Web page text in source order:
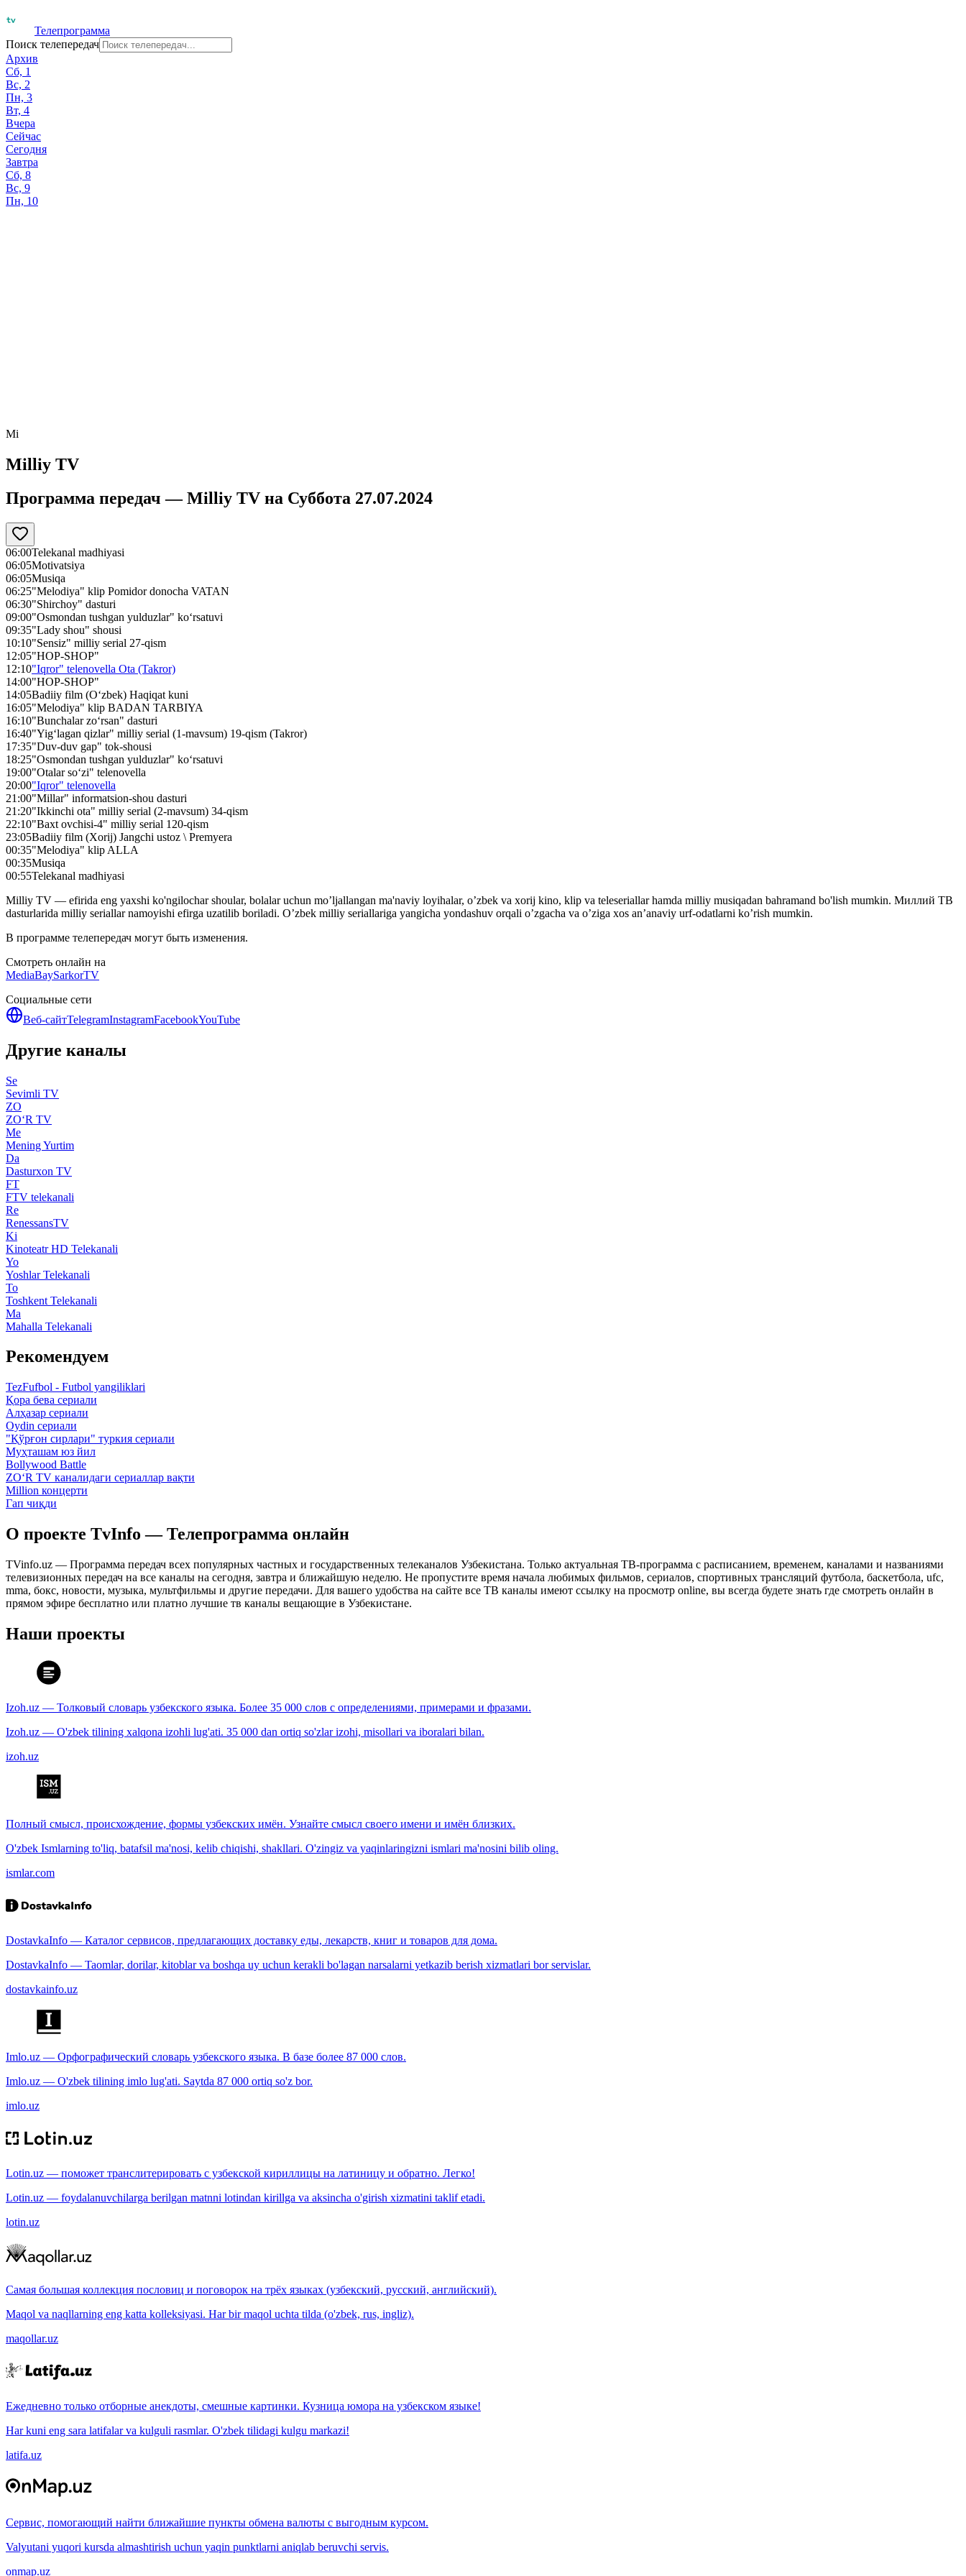
Телепрограмма
Поиск телепередач
Архив
Сб, 1
Вс, 2
Пн, 3
Вт, 4
Вчера
Сейчас
Сегодня
Завтра
Сб, 8
Вс, 9
Пн, 10
Mi
Milliy TV
Программа передач —Milliy TV на Суббота 27.07.2024
06:00Telekanal madhiyasi
06:05Motivatsiya
06:05Musiqa
06:25"Melodiya" klip Pomidor donocha VATAN
06:30"Shirchoy" dasturi
09:00"Osmondan tushgan yulduzlar" ko‘rsatuvi
09:35"Lady shou" shousi
10:10"Sensiz" milliy serial 27-qism
12:05"HOP-SHOP"
12:10"Iqror" telenovella Ota (Takror)
14:00"HOP-SHOP"
14:05Badiiy film (O‘zbek) Haqiqat kuni
16:05"Melodiya" klip BADAN TARBIYA
16:10"Bunchalar zo‘rsan" dasturi
16:40"Yig‘lagan qizlar" milliy serial (1-mavsum) 19-qism (Takror)
17:35"Duv-duv gap" tok-shousi
18:25"Osmondan tushgan yulduzlar" ko‘rsatuvi
19:00"Otalar so‘zi" telenovella
20:00"Iqror" telenovella
21:00"Millar" informatsion-shou dasturi
21:20"Ikkinchi ota" milliy serial (2-mavsum) 34-qism
22:10"Baxt ovchisi-4" milliy serial 120-qism
23:05Badiiy film (Xorij) Jangchi ustoz \ Premyera
00:35"Melodiya" klip ALLA
00:35Musiqa
00:55Telekanal madhiyasi
Milliy TV — efirida eng yaxshi ko'ngilochar shoular, bolalar uchun mo’ljallangan ma'naviy loyihalar, o’zbek va xorij kino, klip va teleseriallar hamda milliy musiqadan bahramand bo'lish mumkin. Миллий ТВ
dasturlarida milliy seriallar namoyishi efirga uzatilib boriladi. O’zbek milliy seriallariga yangicha yondashuv orqali o’zgacha va o’ziga xos an’anaviy urf-odatlarni ko’rish mumkin.
В программе телепередач могут быть изменения.
Смотреть онлайн на
MediaBaySarkorTV
Социальные сети
Веб-сайтTelegramInstagramFacebookYouTube
Другие каналы
Se
Sevimli TV
ZO
ZO‘R TV
Me
Mening Yurtim
Da
Dasturxon TV
FT
FTV telekanali
Re
RenessansTV
Ki
Kinoteatr HD Telekanali
Yo
Yoshlar Telekanali
To
Toshkent Telekanali
Ma
Mahalla Telekanali
Рекомендуем
TezFufbol - Futbol yangiliklari
Қора бева сериали
Алҳазар сериали
Oydin сериали
"Қўрғон сирлари" туркия сериали
Муҳташам юз йил
Bollywood Battle
ZO‘R TV каналидаги сериаллар вақти
Million концерти
Гап чиқди
О проекте TvInfo — Телепрограмма онлайн
TVinfo.uz — Программа передач всех популярных частных и государственных телеканалов Узбекистана. Только актуальная ТВ-программа с расписанием, временем, каналами и названиями
телевизионных передач на все каналы на сегодня, завтра и ближайшую неделю. Не пропустите время начала любимых фильмов, сериалов, спортивных трансляций футбола, баскетбола, ufc,
mma, бокс, новости, музыка, мультфильмы и другие передачи. Для вашего удобства на сайте все ТВ каналы имеют ссылку на просмотр online, вы всегда будете знать где смотреть онлайн в
прямом эфире бесплатно или платно лучшие тв каналы вещающие в Узбекистане.
Наши проекты
Izoh.uz — Толковый словарь узбекского языка. Более 35 000 слов с определениями, примерами и фразами.
Izoh.uz — O'zbek tilining xalqona izohli lug'ati. 35 000 dan ortiq so'zlar izohi, misollari va iboralari bilan.
izoh.uz
Полный смысл, происхождение, формы узбекских имён. Узнайте смысл своего имени и имён близких.
O'zbek Ismlarning to'liq, batafsil ma'nosi, kelib chiqishi, shakllari. O'zingiz va yaqinlaringizni ismlari ma'nosini bilib oling.
ismlar.com
DostavkaInfo — Каталог сервисов, предлагающих доставку еды, лекарств, книг и товаров для дома.
DostavkaInfo — Taomlar, dorilar, kitoblar va boshqa uy uchun kerakli bo'lagan narsalarni yetkazib berish xizmatlari bor servislar.
dostavkainfo.uz
Imlo.uz — Орфографический словарь узбекского языка. В базе более 87 000 слов.
Imlo.uz — O'zbek tilining imlo lug'ati. Saytda 87 000 ortiq so'z bor.
imlo.uz
Lotin.uz — поможет транслитерировать с узбекской кириллицы на латиницу и обратно. Легко!
Lotin.uz — foydalanuvchilarga berilgan matnni lotindan kirillga va aksincha o'girish xizmatini taklif etadi.
lotin.uz
Самая большая коллекция пословиц и поговорок на трёх языках (узбекский, русский, английский).
Maqol va naqllarning eng katta kolleksiyasi. Har bir maqol uchta tilda (o'zbek, rus, ingliz).
maqollar.uz
Ежедневно только отборные анекдоты, смешные картинки. Кузница юмора на узбекском языке!
Har kuni eng sara latifalar va kulguli rasmlar. O'zbek tilidagi kulgu markazi!
latifa.uz
Сервис, помогающий найти ближайшие пункты обмена валюты с выгодным курсом.
Valyutani yuqori kursda almashtirish uchun yaqin punktlarni aniqlab beruvchi servis.
onmap.uz